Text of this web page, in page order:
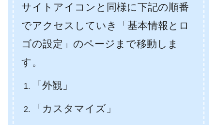
サイトアイコンと同様に下記の順番
でアクセスしていき「基本情報とロ
ゴの設定」のページまで移動しま
す。
「外観」
「カスタマイズ」